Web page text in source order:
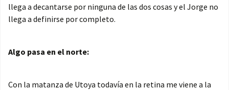
llega a decantarse por ninguna de las dos cosas y el Jorge no
llega a definirse por completo.
Algo pasa en el norte:
Con la matanza de Utoya todavía en la retina me viene a la